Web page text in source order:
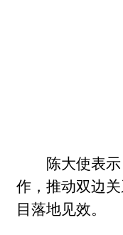
陈大使表
作，推动双边
目落地见效